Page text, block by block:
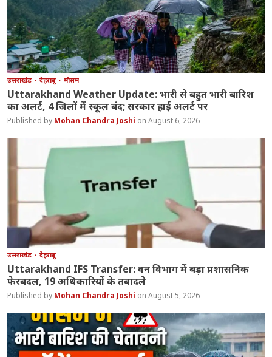
उत्तराखंड देहरादून मौसम
Uttarakhand Weather Update: भारी से बहुत भारी बारिश
का अलर्ट, 4 जिलों में स्कूल बंद; सरकार हाई अलर्ट पर
Mohan Chandra Joshi August 6, 2026
उत्तराखंड देहरादून
Uttarakhand IFS Transfer: वन विभाग में बड़ा प्रशासनिक
फेरबदल, 19 अधिकारियों के तबादले
Mohan Chandra Joshi August 5, 2026